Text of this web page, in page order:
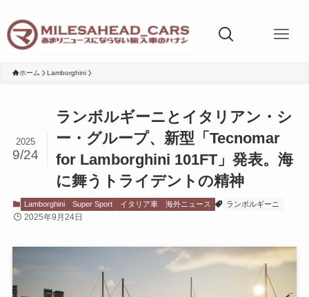
ホーム Lamborghini
ランボルギーニとイタリアン・シ
ー・グループ、新型「Tecnomar
for Lamborghini 101FT」発表。海
に舞うトライデントの精神
2025
9/24
Lamborghini Super Sport イタリア車 海外ニュース ランボルギーニ
2025年9月24日